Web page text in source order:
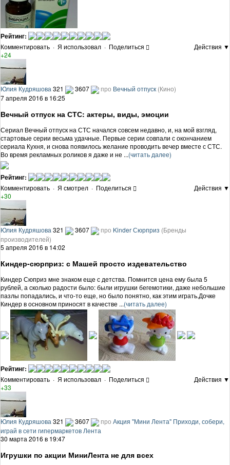
Рейтинг:
Комментировать · Я использовал · Поделиться
Действия ▼
+24
Юлия Кудряшова 321 3607 про Вечный отпуск (Кино)
7 апреля 2016 в 16:25
Вечный отпуск на СТС: актеры, виды, эмоции
Сериал Вечный отпуск на СТС начался совсем недавно, и, на мой взгляд,
стартовые серии весьма удачные. Первые серии совпали с окончанием
сериала Кухня, и снова появилось желание проводить вечер вместе с СТС.
Во время рекламных роликов я даже и не ...(читать далее)
Рейтинг:
Комментировать · Я смотрел · Поделиться
Действия ▼
+30
Юлия Кудряшова 321 3607 про Kinder Сюрприз (Бренды
производителей)
5 апреля 2016 в 14:02
Киндер-сюрприз: с Машей просто издевательство
Киндер Сюприз мне знаком еще с детства. Помнится цена ему была 5
рублей, а сколько радости было: были игрушки бегемотики, даже небольшие
пазлы попадались, и что-то еще, но было понятно, как этим играть.Дочке
Киндер в основном приносят в качестве ...(читать далее)
Рейтинг:
Комментировать · Я использовал · Поделиться
Действия ▼
+33
Юлия Кудряшова 321 3607 про Акция "Мини Лента" Приходи, собери,
играй в сети гипермаркетов Лента
30 марта 2016 в 19:47
Игрушки по акции МиниЛента не для всех